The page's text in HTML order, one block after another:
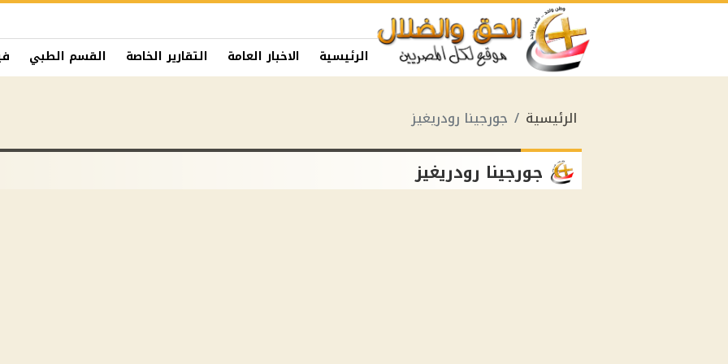
الرئيسية الاخبار العامة التقارير الخاصة القسم الطبي
الرئيسية جورجينا رودريغيز
جورجينا رودريغيز